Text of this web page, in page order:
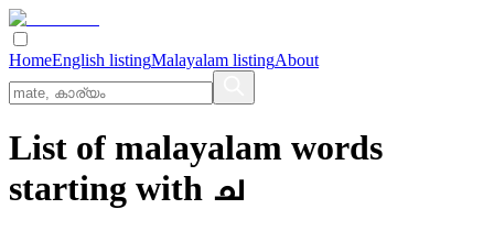
HomeEnglish listingMalayalam listingAbout
List of malayalam words
starting with ച